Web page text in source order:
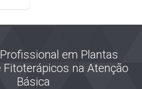
em Plantas
Fitoterápicos na Atenção
Básica